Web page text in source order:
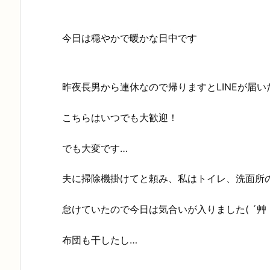
今日は穏やかで暖かな日中です
昨夜長男から連休なので帰りますとLINEが届い
こちらはいつでも大歓迎！
でも大変です…
夫に掃除機掛けてと頼み、私はトイレ、洗面所
怠けていたので今日は気合いが入りました( ´艸
布団も干したし…